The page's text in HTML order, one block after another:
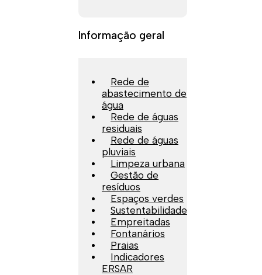
Informação geral
Rede de
abastecimento de
água
Rede de águas
residuais
Rede de águas
pluviais
Limpeza urbana
Gestão de
resíduos
Espaços verdes
Sustentabilidade
Empreitadas
Fontanários
Praias
Indicadores
ERSAR